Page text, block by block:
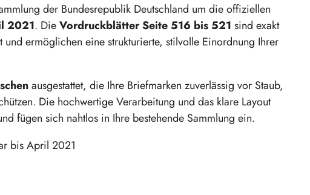
der Bundesrepublik Deutschland um die offiziellen
2021. DieVordruckblätter Seite 516 bis 521 sind exakt
und ermöglichen eine strukturierte, stilvolle Einordnung Ihrer
ausgestattet, die Ihre Briefmarken zuverlässig vor Staub,
Die hochwertige Verarbeitung und das klare Layout
fügen sich nahtlos in Ihre bestehende Sammlung ein.
bis April 2021